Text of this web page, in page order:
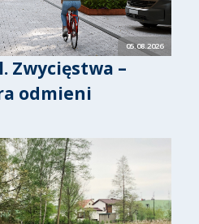
05.08.2026
Zwycięstwa –
odmieni